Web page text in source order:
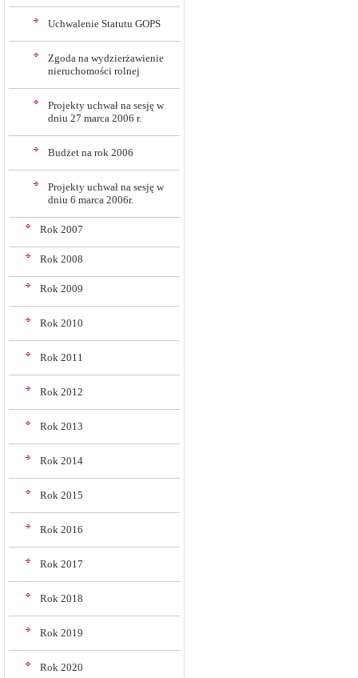
Uchwalenie Statutu GOPS
Zgoda na wydzierżawienie
nieruchomości rolnej
Projekty uchwał na sesję w
dniu 27 marca 2006 r.
Budżet na rok 2006
Projekty uchwał na sesję w
dniu 6 marca 2006r.
Rok 2007
Rok 2008
Rok 2009
Rok 2010
Rok 2011
Rok 2012
Rok 2013
Rok 2014
Rok 2015
Rok 2016
Rok 2017
Rok 2018
Rok 2019
Rok 2020